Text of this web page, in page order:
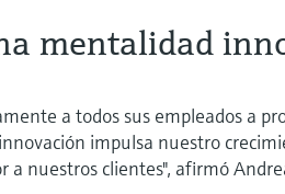
mentalidad
a todos sus empleados a
impulsa nuestro
nuestros clientes", afirmó